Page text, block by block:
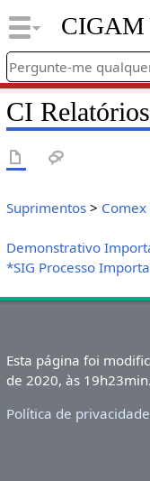
CI
Suprimentos>
Demonstrativo
*SIG Processo
Esta página foi
de 2020, às 19h23min.
Política de privacidade